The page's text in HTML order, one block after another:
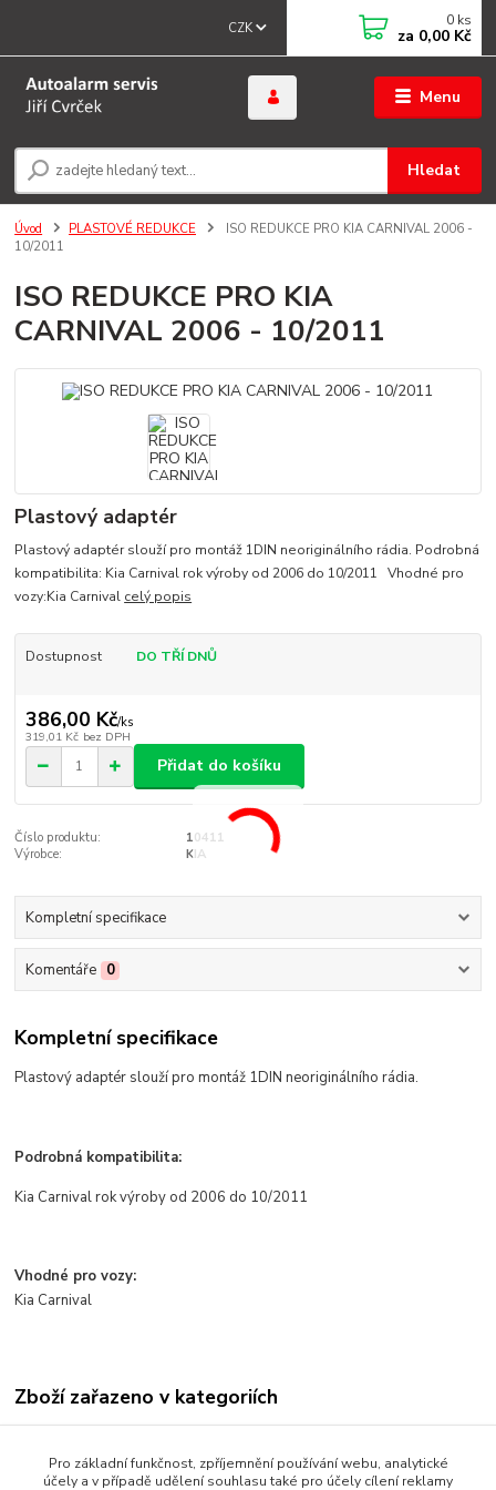
Menu
CZK
Hledat
0 ks
za 0,00 Kč
Úvod PLASTOVÉ REDUKCE
ISO REDUKCE PRO KIA CARNIVAL 2006 -
10/2011
ISO REDUKCE PRO KIA
CARNIVAL 2006 - 10/2011
Plastový adaptér
Plastový adaptér slouží pro montáž 1DIN neoriginálního rádia. Podrobná
kompatibilita: Kia Carnival rok výroby od 2006 do 10/2011 Vhodné pro
vozy:Kia Carnival celý popis
Dostupnost DO TŘÍ DNŮ
386,00 Kč/ks
319,01 Kč bez DPH
Přidat do košíku
Číslo produktu:
10411
Výrobce:
KIA
Kompletní specifikace
Komentáře 0
Kompletní specifikace
Plastový adaptér slouží pro montáž 1DIN neoriginálního rádia.
Podrobná kompatibilita:
Kia Carnival rok výroby od 2006 do 10/2011
Vhodné pro vozy:
Kia Carnival
Zboží zařazeno v kategoriích
AUTORÁDIA 1DIN
Pro základní funkčnost, zpříjemnění používání webu, analytické
účely a v případě udělení souhlasu také pro účely cílení reklamy